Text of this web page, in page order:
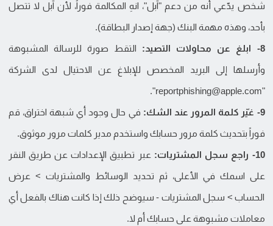
شخص يدّعي أنه من دعم "آبل"، انهِ المكالمة فوراً، لأن آبل لا تتصل
بأحد، وهذه مهمة البنك (جهة إصدار البطاقة).
8- ابلغ عن محاولات التصيد: التقط صورة للرسالة المشبوهة
وأرسلها إلى البريد المخصص للإبلاغ عن الاحتيال لدى الشركة
"
reportphishing@apple.com
".
9- غيّر كلمة المرور عند الشك: في حال وجود أي شبهة اختراق، قم
فوراً بتحديث كلمة مرور حسابك واستخدم مدير كلمات مرور موثوق.
10- راجع سجل المشتريات: عبر تطبيق الإعدادات عن طريق النقر
على اسمك في الأعلى، ثم تحديد الوسائط والمشتريات > عرض
الحساب > سجل المشتريات - سيوضح ذلك إذا كانت هناك بالفعل أي
معاملات مشبوهة على حسابك أم لا.